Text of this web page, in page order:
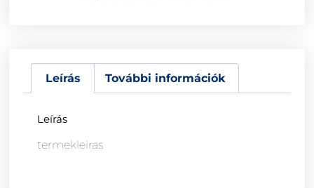
Leírás További információk
Leírás
termekleiras